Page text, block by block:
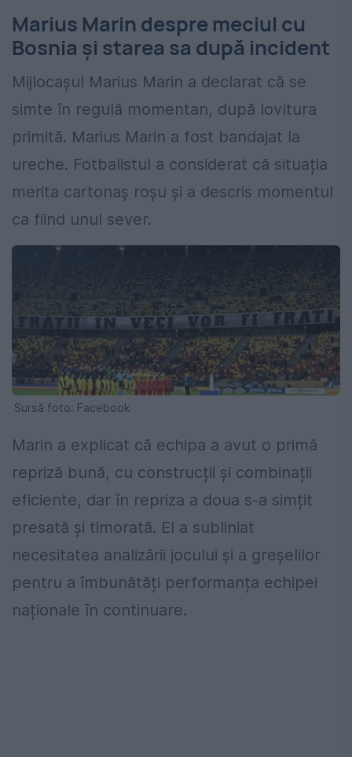
Marius Marin despre meciul cu
Bosnia și starea sa după incident
Mijlocașul Marius Marin a declarat că se
simte în regulă momentan, după lovitura
primită. Marius Marin a fost bandajat la
ureche. Fotbalistul a considerat că situația
merita cartonaș roșu și a descris momentul
ca fiind unul sever.
Sursă foto: Facebook
Marin a explicat că echipa a avut o primă
repriză bună, cu construcții și combinații
eficiente, dar în repriza a doua s-a simțit
presată și timorată. El a subliniat
necesitatea analizării jocului și a greșelilor
pentru a îmbunătăți performanța echipei
naționale în continuare.